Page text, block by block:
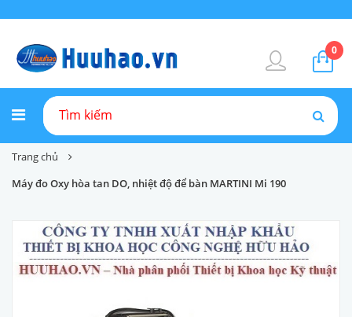
0
Trang chủ
Máy đo Oxy hòa tan DO, nhiệt độ để bàn MARTINI Mi 190